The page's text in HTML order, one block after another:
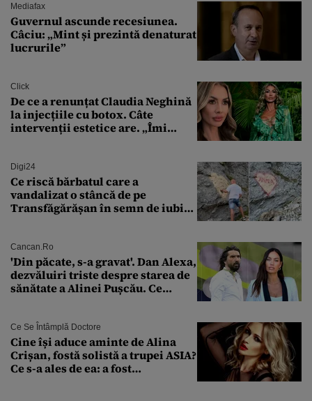
Mediafax
Guvernul ascunde recesiunea.
Câciu: „Mint și prezintă denaturat
lucrurile”
Click
De ce a renunțat Claudia Neghină
la injecțiile cu botox. Câte
intervenții estetice are. „Îmi
Digi24
Ce riscă bărbatul care a
vandalizat o stâncă de pe
Transfăgărășan în semn de iubire
Cancan.ro
'Din păcate, s-a gravat'. Dan Alexa,
dezvăluiri triste despre starea de
sănătate a Alinei Pușcău. Ce
Ce Se Întâmplă Doctore
Cine își aduce aminte de Alina
Crișan, fostă solistă a trupei ASIA?
Ce s-a ales de ea: a fost